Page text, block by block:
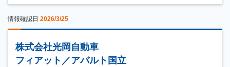
情報確認日 2026/3/25
株式会社光岡自動車
フィアット／アバルト国立